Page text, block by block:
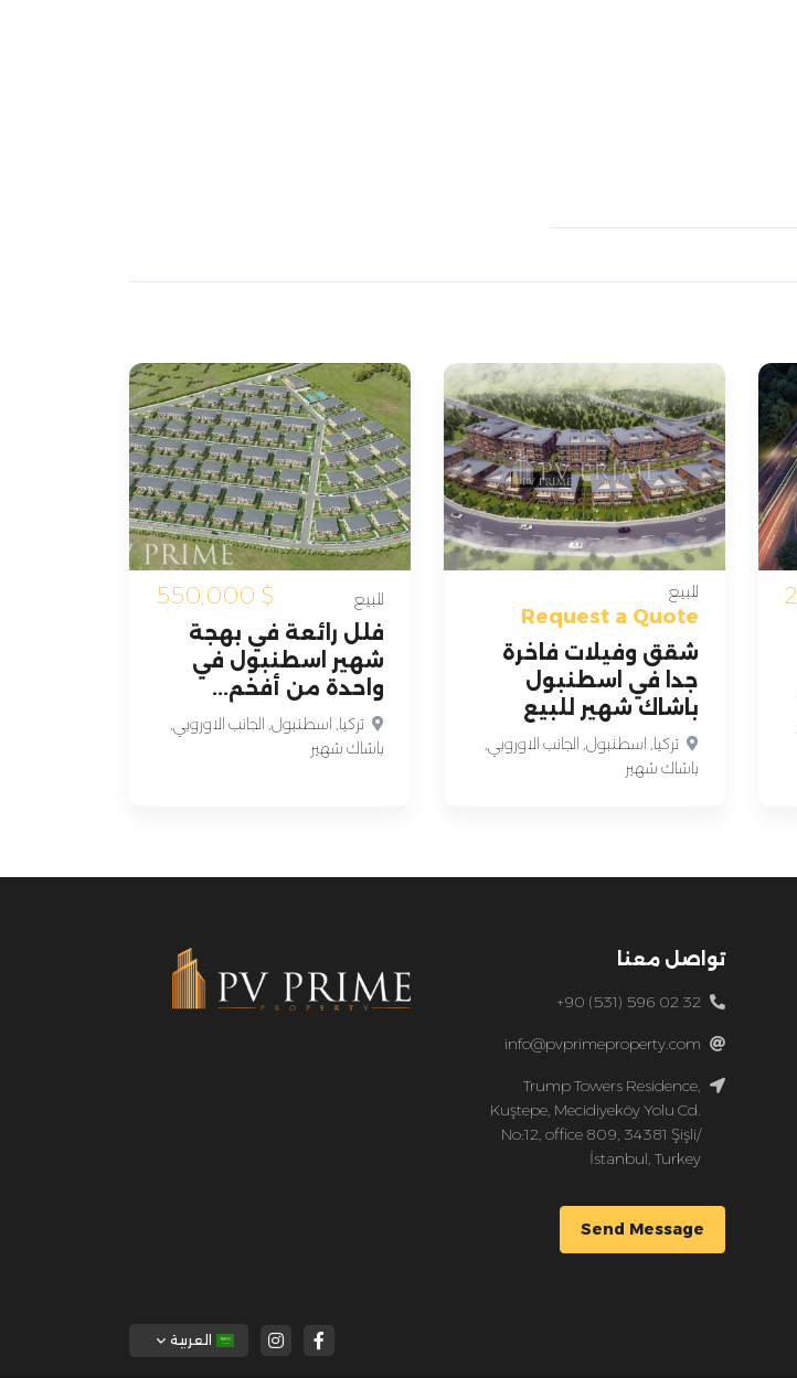
للبيع
Request a Quote
شقق وفيلات فاخرة
جدا في اسطنبول
باشاك شهير للبيع
تركيا, اسطنبول, الجانب الاوروبي,
باشاك شهير
للبيع $
فلل رائعة في بهجة
شهير اسطنبول في
واحدة من أفخم...
تركيا, اسطنبول, الجانب الاوروبي,
باشاك شهير
تواصل معنا
+90 (531) 596 02 32
info@pvprimeproperty.com
Trump Towers Residence,
Kuştepe, Mecidiyeköy Yolu Cd.
No:12, office 809, 34381 Şişli/
İstanbul, Turkey
Send Message
العربية